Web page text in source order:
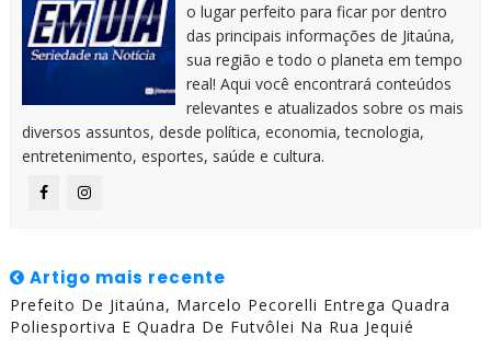
o lugar perfeito para ficar por dentro
das principais informações de Jitaúna,
sua região e todo o planeta em tempo
real! Aqui você encontrará conteúdos
relevantes e atualizados sobre os mais
diversos assuntos, desde política, economia, tecnologia,
entretenimento, esportes, saúde e cultura.
Artigo mais recente
Prefeito De Jitaúna, Marcelo Pecorelli Entrega Quadra
Poliesportiva E Quadra De Futvôlei Na Rua Jequié